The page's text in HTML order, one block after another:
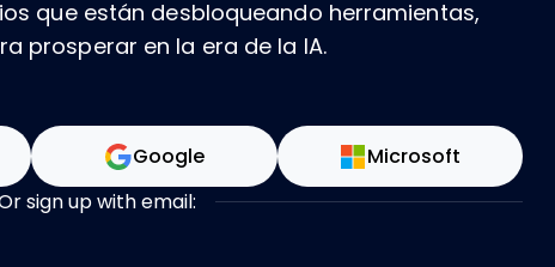
que están desbloqueando herramientas,
prosperar en la era de la IA.
Google Microsoft
sign up with email: